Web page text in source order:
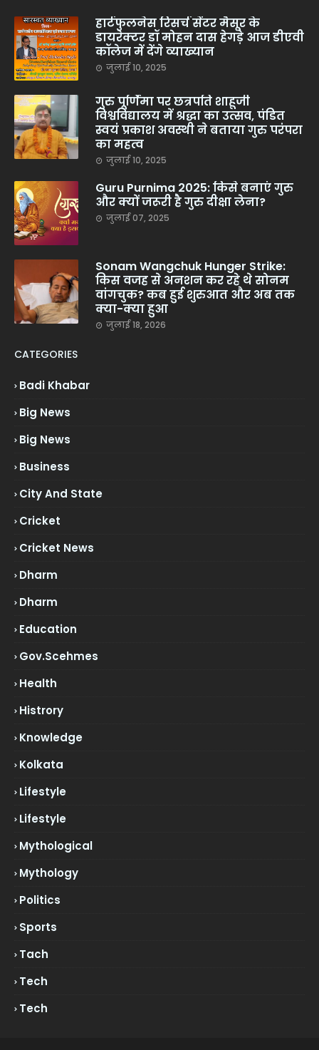
हार्टफुलनेस रिसर्च सेंटर मैसूर के
डायरेक्टर डॉ मोहन दास हेगड़े आज डीएवी
कॉलेज में देंगे व्याख्यान
जुलाई 10, 2025
गुरु पूर्णिमा पर छत्रपति शाहूजी
विश्वविद्यालय में श्रद्धा का उत्सव, पंडित
स्वयं प्रकाश अवस्थी ने बताया गुरु परंपरा
का महत्व
जुलाई 10, 2025
Guru Purnima 2025: किसे बनाएं गुरु
और क्यों जरूरी है गुरु दीक्षा लेना?
जुलाई 07, 2025
Sonam Wangchuk Hunger Strike:
किस वजह से अनशन कर रहे थे सोनम
वांगचुक? कब हुई शुरुआत और अब तक
क्या-क्या हुआ
जुलाई 18, 2026
CATEGORIES
Badi Khabar
Big News
Big News
Business
City And State
Cricket
Cricket News
Dharm
Dharm
Education
Gov.scehmes
Health
Histrory
Knowledge
Kolkata
Lifestyle
Lifestyle
Mythological
Mythology
Politics
Sports
Tach
Tech
Tech